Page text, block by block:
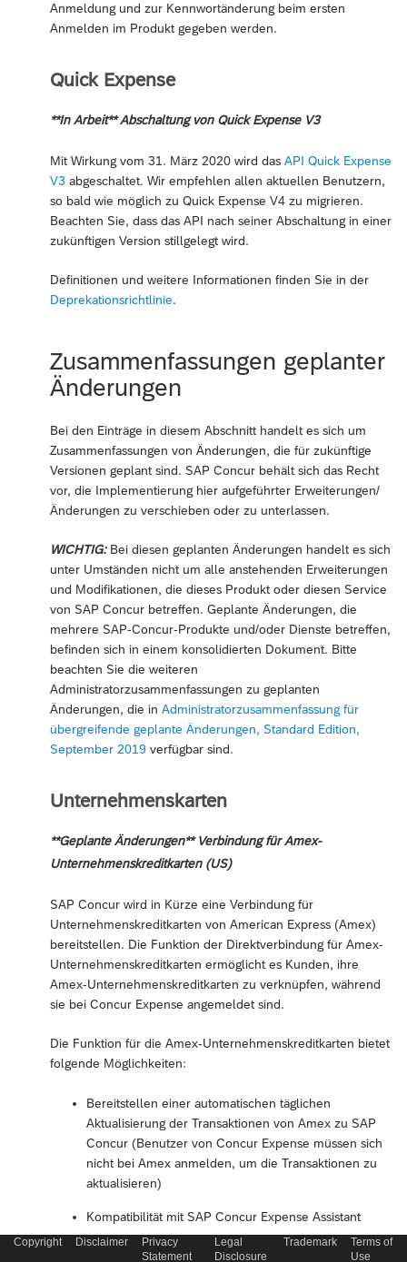
Anmeldung und zur Kennwortänderung beim ersten
Anmelden im Produkt gegeben werden.
Quick Expense
**In Arbeit** Abschaltung von Quick Expense V3
Mit Wirkung vom 31. März 2020 wird das API Quick Expense
V3 abgeschaltet. Wir empfehlen allen aktuellen Benutzern,
so bald wie möglich zu Quick Expense V4 zu migrieren.
Beachten Sie, dass das API nach seiner Abschaltung in einer
zukünftigen Version stillgelegt wird.
Definitionen und weitere Informationen finden Sie in der
Deprekationsrichtlinie.
Zusammenfassungen geplanter
Änderungen
Bei den Einträge in diesem Abschnitt handelt es sich um
Zusammenfassungen von Änderungen, die für zukünftige
Versionen geplant sind. SAP Concur behält sich das Recht
vor, die Implementierung hier aufgeführter Erweiterungen/
Änderungen zu verschieben oder zu unterlassen.
WICHTIG:Bei diesen geplanten Änderungen handelt es sich
unter Umständen nicht um alle anstehenden Erweiterungen
und Modifikationen, die dieses Produkt oder diesen Service
von SAP Concur betreffen. Geplante Änderungen, die
mehrere SAP-Concur-Produkte und/oder Dienste betreffen,
befinden sich in einem konsolidierten Dokument. Bitte
beachten Sie die weiteren
Administratorzusammenfassungen zu geplanten
Änderungen, die in Administratorzusammenfassung für
übergreifende geplante Änderungen, Standard Edition,
September 2019 verfügbar sind.
Unternehmenskarten
**Geplante Änderungen** Verbindung für Amex-
Unternehmenskreditkarten (US)
SAP Concur wird in Kürze eine Verbindung für
Unternehmenskreditkarten von American Express (Amex)
bereitstellen. Die Funktion der Direktverbindung für Amex-
Unternehmenskreditkarten ermöglicht es Kunden, ihre
Amex-Unternehmenskreditkarten zu verknüpfen, während
sie bei Concur Expense angemeldet sind.
Die Funktion für die Amex-Unternehmenskreditkarten bietet
folgende Möglichkeiten:
Bereitstellen einer automatischen täglichen
Aktualisierung der Transaktionen von Amex zu SAP
Concur (Benutzer von Concur Expense müssen sich
nicht bei Amex anmelden, um die Transaktionen zu
aktualisieren)
Kompatibilität mit SAP Concur Expense Assistant
Der primäre Karteninhaber kann Transaktionen
Copyright Disclaimer
Privacy
Statement
Legal
Disclosure
Trademark
Terms of
Use